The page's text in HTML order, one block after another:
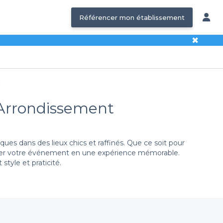
Référencer mon établissement
✖
dans des lieux chics et raffinés. Que ce soit pour
votre événement en une expérience mémorable.
style et praticité.
une salle chic dans le 20e arrondissement. Vous
une vue imprenable sur le parc de Belleville, ou